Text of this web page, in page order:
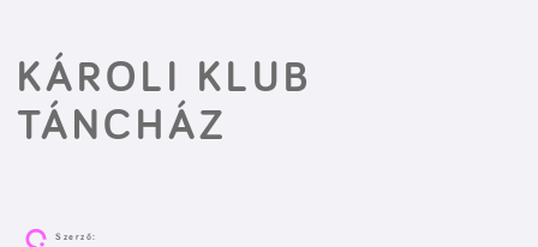
KÁROLI KLUB
TÁNCHÁZ
Szerző: